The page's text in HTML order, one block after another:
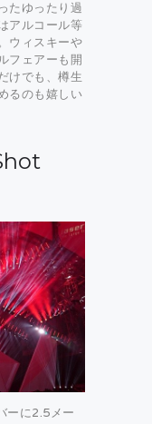
たゆったり過
アルコール等
ウィスキーや
フェアーも開
けでも、樽生
るのも嬉しい
ーに2.5メー